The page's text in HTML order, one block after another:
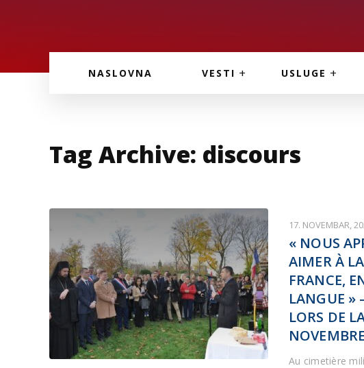
NASLOVNA VESTI USLUGE
Tag Archive: discours
17. NOVEMBAR,
« NOUS
AIMER À
FRANCE,
LANGUE »
LORS DE
NOVEMBRE
Au cimetière